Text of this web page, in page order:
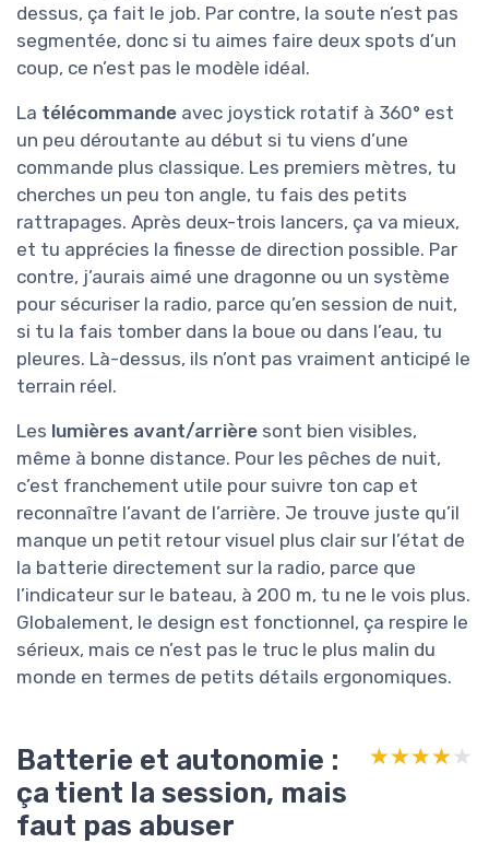
dessus, ça fait le job. Par contre, la soute n’est pas
segmentée, donc si tu aimes faire deux spots d’un
coup, ce n’est pas le modèle idéal.
La télécommande avec joystick rotatif à 360° est
un peu déroutante au début si tu viens d’une
commande plus classique. Les premiers mètres, tu
cherches un peu ton angle, tu fais des petits
rattrapages. Après deux-trois lancers, ça va mieux,
et tu apprécies la finesse de direction possible. Par
contre, j’aurais aimé une dragonne ou un système
pour sécuriser la radio, parce qu’en session de nuit,
si tu la fais tomber dans la boue ou dans l’eau, tu
pleures. Là-dessus, ils n’ont pas vraiment anticipé le
terrain réel.
Les lumières avant/arrière sont bien visibles,
même à bonne distance. Pour les pêches de nuit,
c’est franchement utile pour suivre ton cap et
reconnaître l’avant de l’arrière. Je trouve juste qu’il
manque un petit retour visuel plus clair sur l’état de
la batterie directement sur la radio, parce que
l’indicateur sur le bateau, à 200 m, tu ne le vois plus.
Globalement, le design est fonctionnel, ça respire le
sérieux, mais ce n’est pas le truc le plus malin du
monde en termes de petits détails ergonomiques.
Batterie et autonomie :
ça tient la session, mais
faut pas abuser
★★★★★
★★★★★